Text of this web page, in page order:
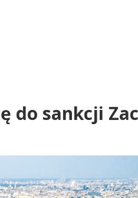
do sankcji